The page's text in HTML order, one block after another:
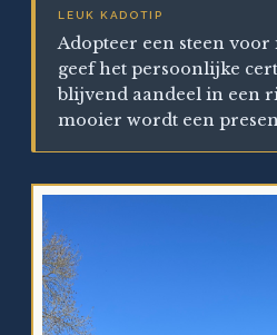
LEUK KADOTIP
Adopteer een steen
geef het persoonlijke
blijvend aandeel in een
mooier wordt een